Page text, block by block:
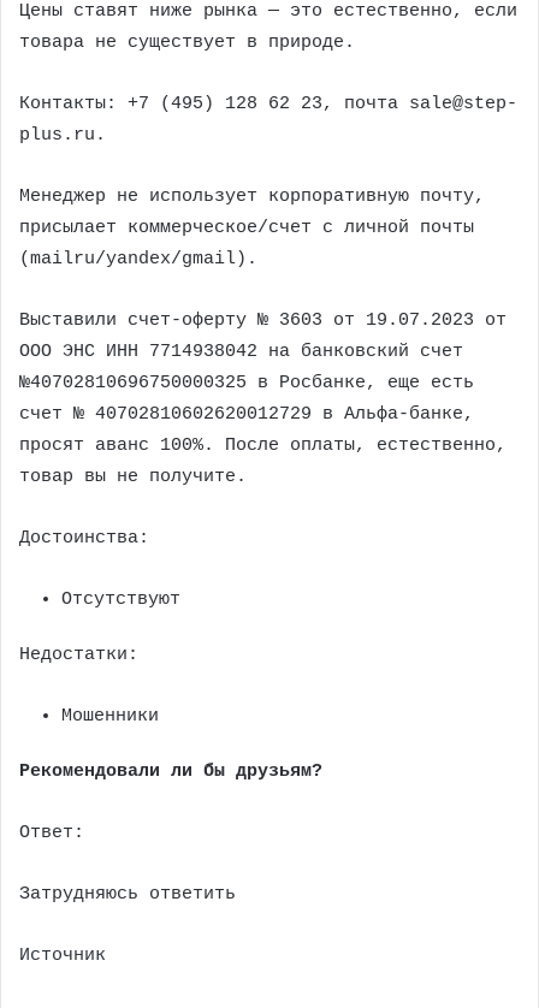
Цены ставят ниже рынка — это естественно, если
товара не существует в природе.
Контакты: +7 (495) 128 62 23, почта sale@step-
plus.ru.
Менеджер не использует корпоративную почту,
присылает коммерческое/счет с личной почты
(mailru/yandex/gmail).
Выставили счет-оферту № 3603 от 19.07.2023 от
ООО ЭНС ИНН 7714938042 на банковский счет
№40702810696750000325 в Росбанке, еще есть
счет № 40702810602620012729 в Альфа-банке,
просят аванс 100%. После оплаты, естественно,
товар вы не получите.
Достоинства:
Отсутствуют
Недостатки:
Мошенники
Рекомендовали ли бы друзьям?
Ответ:
Затрудняюсь ответить
Источник